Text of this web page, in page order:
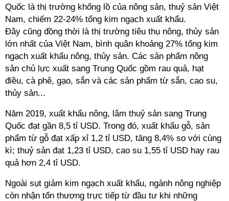
Quốc là thị trường khổng lồ của nông sản, thuỷ sản Việt
Nam, chiếm 22-24% tổng kim ngạch xuất khẩu.
Đây cũng đồng thời là thị trường tiêu thụ nông, thủy sản
lớn nhất của Việt Nam, bình quân khoảng 27% tổng kim
ngạch xuất khẩu nông, thủy sản. Các sản phẩm nông
sản chủ lực xuất sang Trung Quốc gồm rau quả, hạt
điều, cà phê, gạo, sắn và các sản phẩm từ sắn, cao su,
thủy sản...
Năm 2019, xuất khẩu nông, lâm thuỷ sản sang Trung
Quốc đạt gần 8,5 tỉ USD. Trong đó, xuất khẩu gỗ, sản
phẩm từ gỗ đạt xấp xỉ 1,2 tỉ USD, tăng 8,4% so với cùng
kì; thuỷ sản đạt 1,23 tỉ USD, cao su 1,55 tỉ USD hay rau
quả hơn 2,4 tỉ USD.
Ngoài sụt giảm kim ngạch xuất khẩu, ngành nông nghiệp
còn nhận tổn thương trực tiếp từ đầu tư khi những